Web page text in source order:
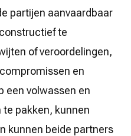
partijen aanvaardbaar
te
of veroordelingen,
en
een volwassen en
pakken, kunnen
kunnen beide partners